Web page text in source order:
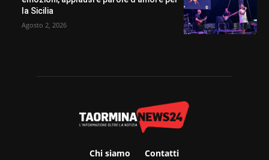
la Sicilia
Agosto 2, 2026
Chi siamo Contatti